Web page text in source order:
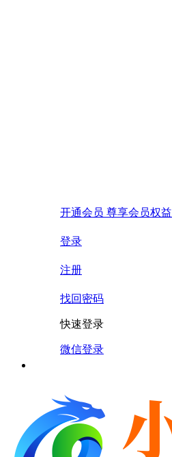
开通会员 尊享会员权益
登录
注册
找回密码
快速登录
微信登录